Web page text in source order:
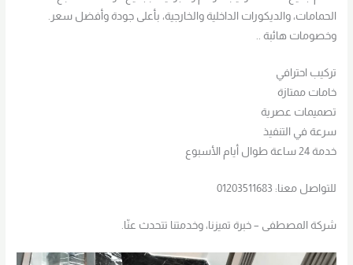
الحمامات، والديكورات الداخلية والخارجية، بأعلى جودة وأفضل سعر.
وخصومات هائبة ..
تركيب احترافي
خامات ممتازة
تصميمات عصرية
سرعة في التنفيذ
خدمة 24 ساعة طوال أيام الأسبوع
للتواصل معنا: 01203511683
شركة المصطفى – خبرة تميزنا، وخدمتنا تتحدث عنّا.